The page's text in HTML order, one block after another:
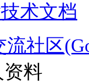
术文档
社区
料